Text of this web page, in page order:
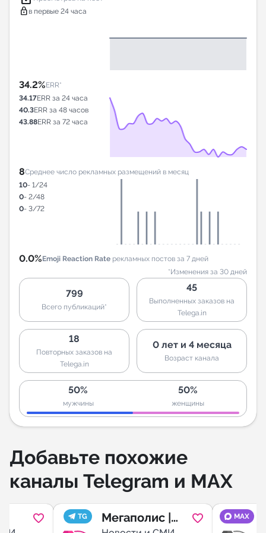
lock в первые 24 часа
34.2%ERR*
34.17ERR за 24 часа
40.3ERR за 48 часов
43.88ERR за 72 часа
8Среднее число рекламных размещений в месяц
10- 1/24
0- 2/48
0- 3/72
0.0%Emoji Reaction Rate рекламных постов за 7 дней
*Изменения за 30 дней
799
Всего публикаций*
45
Выполненных заказов на
Telega.in
18
Повторных заказов на
Telega.in
0 лет и 4 месяца
Возраст канала
50%
мужчины
50%
женщины
Добавьте похожие
каналы Telegram и MAX
TG
Мегаполис |
MAX